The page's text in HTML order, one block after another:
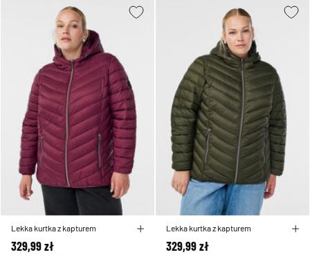
Lekka kurtka z kapturem
329,99 zł
Lekka kurtka z kapturem
329,99 zł